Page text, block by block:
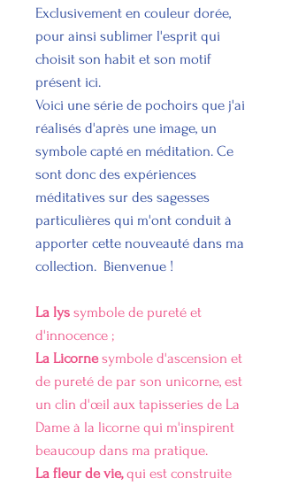
Exclusivement en couleur dorée,
pour ainsi sublimer l'esprit qui
choisit son habit et son motif
présent ici.
Voici une série de pochoirs que j'ai
réalisés d'après une image, un
symbole capté en méditation. Ce
sont donc des expériences
méditatives sur des sagesses
particulières qui m'ont conduit à
apporter cette nouveauté dans ma
collection. Bienvenue !
La lys symbole de pureté et
d'innocence ;
La Licornesymbole d'ascension et
de pureté de par son unicorne, est
un clin d'œil aux tapisseries de La
Dame à la licorne qui m'inspirent
beaucoup dans ma pratique.
La fleur de vie,qui est construite